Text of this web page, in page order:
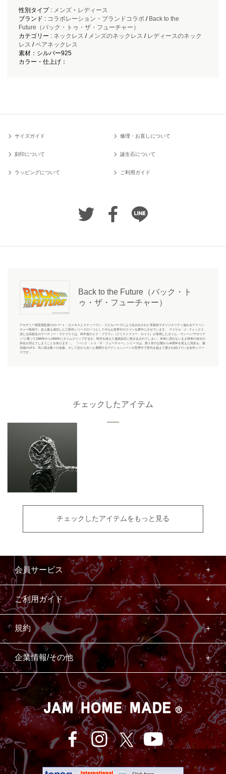
性別タイプ : メンズ・ レディース
ブランド : コラボレーション・ブランドコラボ / Back to the
Future（バック・トゥ・ザ・フューチャー）
カテゴリー : ネックレス / メンズのネックレス / レディースのネック
レス /ペアネックレス
素材：シルバー925
カラー・仕上げ：
サイズガイド 修理・お直しについて
刻印について 誕生石について
ラッピングについて ご利用ガイド
Back to the Future（バック・ト
ゥ・ザ・フューチャー）
アカデミー賞受賞監督のロバート・ゼメキスとスティーヴン・スピルバーグにより生み出された革新的でオリジナリティ溢れるアドベン
チャー映画で、史上最も成功した三部作シリーズの一つとして今なお世界中のファンを夢中にさせています。 マイケル・J・フォックス
演じる高校生のマーティー・マクフライは、科学者のドク・ブラウン（クリストファー・ロイド）が発明したタイム・マシーン“デロリア
ン”に乗って1985年から1955年にタイムスリップするが、時空を超えた連鎖反応に巻き込まれてしまい、未来に戻れないまま将来の自分の
存在が消えてしまうことを知ります…。 『バック・トゥ・ザ・フューチャー』シリーズは、第１作の公開から40周年を迎えた現在も、最
先端のVFX、耳に残る数々の名曲、そして次から次へと展開するアクションシーンが世界中で世代を超えて愛され続けている名作シリー
ズです。
チェックしたアイテム
チェックしたアイテムをもっと見る
会員サービス
ご利用ガイド
規約
企業情報/その他